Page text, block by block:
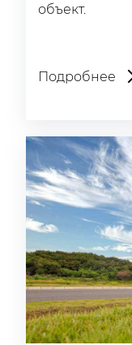
объект.
Подробнее